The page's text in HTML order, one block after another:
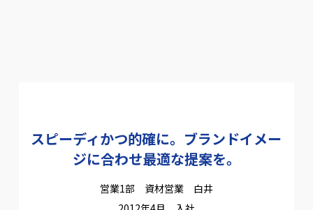
スピーディかつ的確に。ブランドイメー
ジに合わせ最適な提案を。
営業1部 資材営業 白井